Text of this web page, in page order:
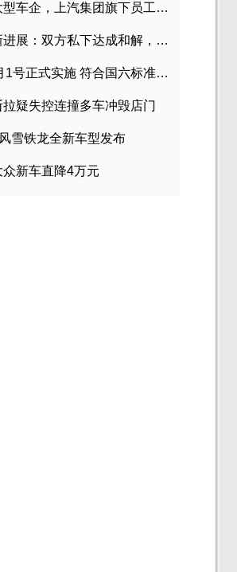
首个宣布降薪的大型车企，上汽集团旗下员工降薪文件曝光
奔驰漏油事件最新进展：双方私下达成和解，工商已介入调查
“国六排放标准”7月1号正式实施 符合国六标准车型目录一览
疑失控连撞多车冲毁店门
雪铁龙全新车型发布
新车直降4万元